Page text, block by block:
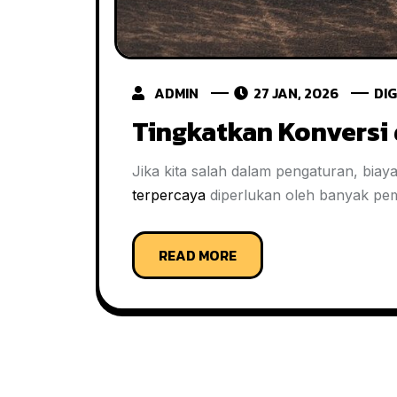
ADMIN 27 JAN, 2026
Tingkatkan Konversi
Jika kita salah dalam pengaturan,
terpercaya diperlukan oleh banyak
READ MORE